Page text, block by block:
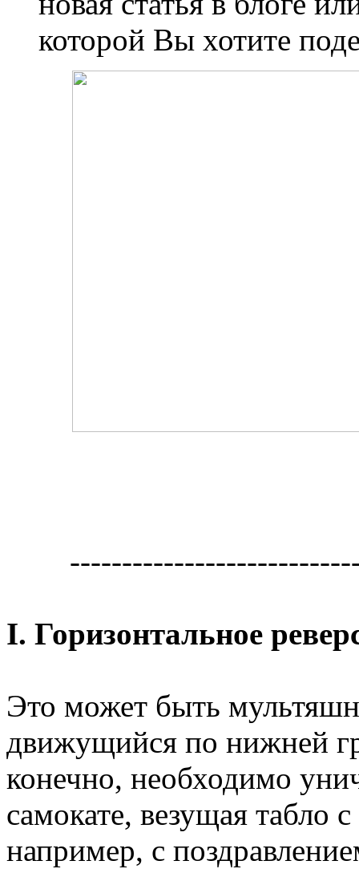
которой Вы хотите
I. Горизонтальное
Это может быть
движущийся по нижней
конечно, необходимо
самокате, везущая табло
например, с